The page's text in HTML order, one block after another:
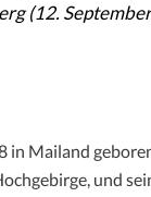
(12.
in Mailand
und